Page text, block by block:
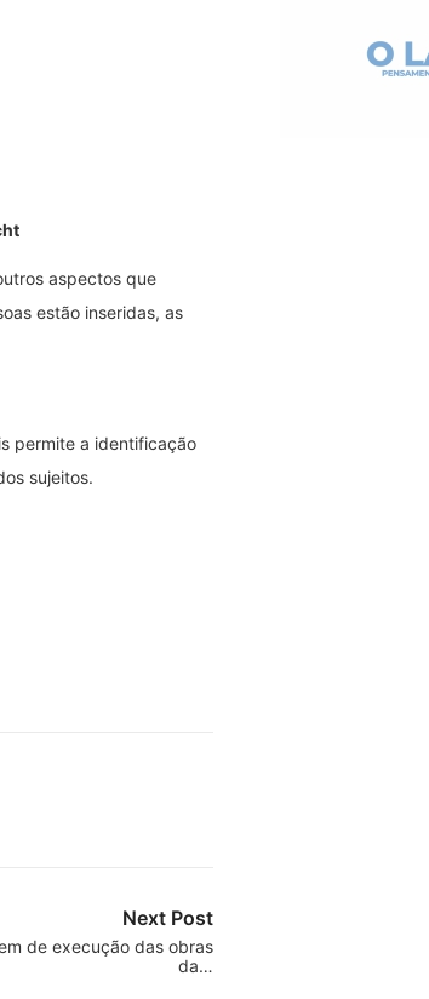
aspectos que
estão inseridas, as
permite a identificação
sujeitos.
Next Post
de execução das obras
da…